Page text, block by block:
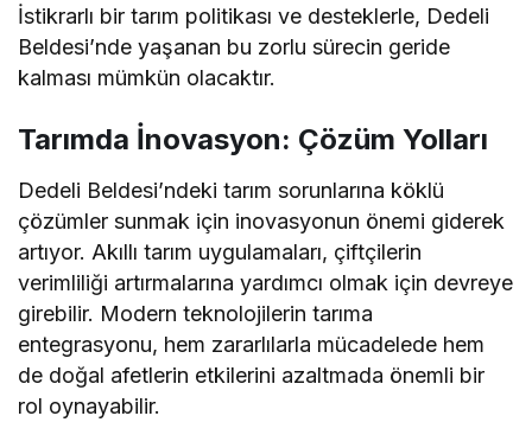
İstikrarlı bir tarım politikası ve desteklerle, Dedeli
Beldesi’nde yaşanan bu zorlu sürecin geride
kalması mümkün olacaktır.
Tarımda İnovasyon: Çözüm Yolları
Dedeli Beldesi’ndeki tarım sorunlarına köklü
çözümler sunmak için inovasyonun önemi giderek
artıyor. Akıllı tarım uygulamaları, çiftçilerin
verimliliği artırmalarına yardımcı olmak için devreye
girebilir. Modern teknolojilerin tarıma
entegrasyonu, hem zararlılarla mücadelede hem
de doğal afetlerin etkilerini azaltmada önemli bir
rol oynayabilir.